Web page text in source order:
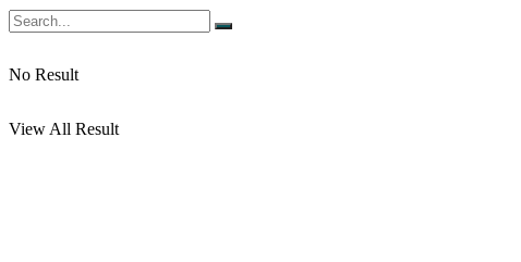
No Result
View All Result